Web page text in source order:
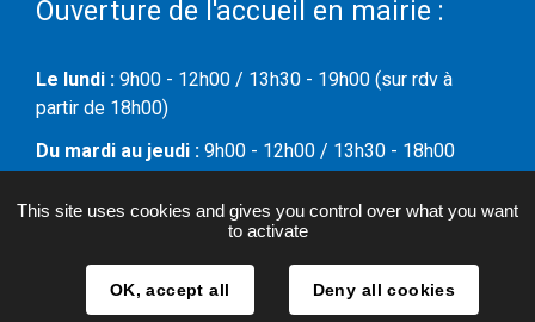
Ouverture de l'accueil en mairie :
Le lundi : 9h00 - 12h00 / 13h30 - 19h00 (sur rdv à
partir de 18h00)
Du mardi au jeudi : 9h00 - 12h00 / 13h30 - 18h00
09h00 - 12h00
This site uses cookies and gives you control over what you want
to activate
OK, accept all Deny all cookies